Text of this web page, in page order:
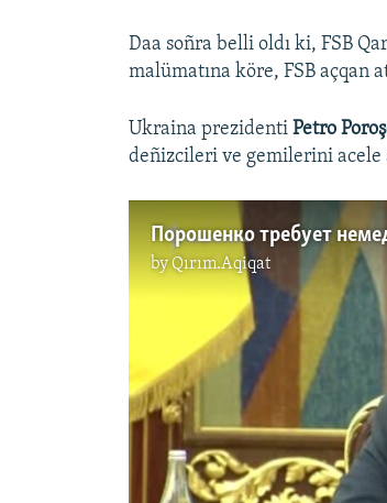
Daa soñra belli oldı ki, FSB
malümatına köre, FSB açqan
Ukraina prezidenti Petro
deñizcileri ve gemilerini
byQırım.Aqiqat